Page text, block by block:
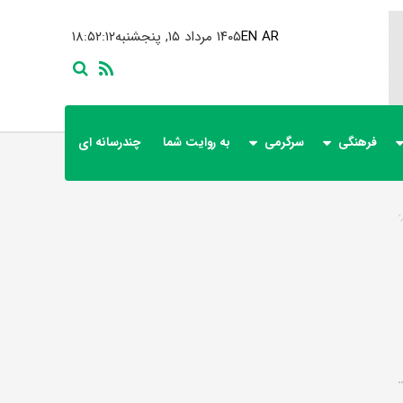
۱۸:۵۲:۱۳ ۱۴۰۵ مرداد ۱۵, پنجشنبهEN AR
فرهنگی سرگرمی به روایت شما چندرسانه ای